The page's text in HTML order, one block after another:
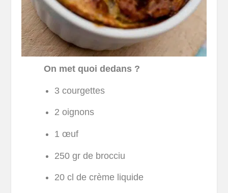
On met quoi dedans ?
3 courgettes
2 oignons
1 œuf
250 gr de brocciu
20 cl de crème liquide